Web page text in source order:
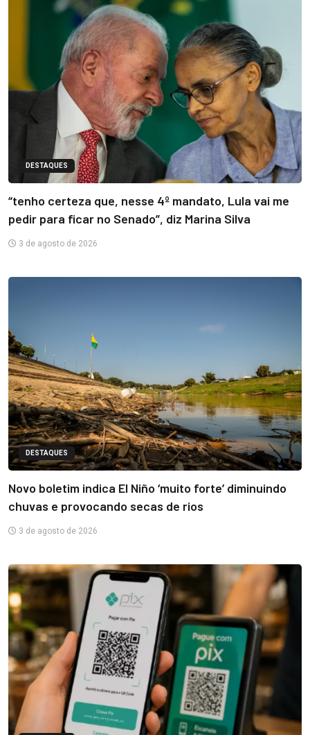
DESTAQUES
“tenho certeza que, nesse 4º mandato, Lula vai me
pedir para ficar no Senado”, diz Marina Silva
3 de agosto de 2026
DESTAQUES
Novo boletim indica El Niño ‘muito forte’ diminuindo
chuvas e provocando secas de rios
3 de agosto de 2026